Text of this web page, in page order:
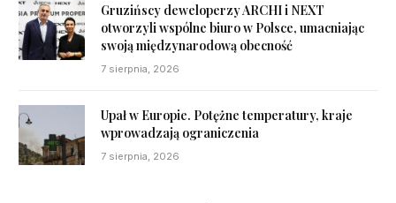
Gruzińscy deweloperzy ARCHI i NEXT
otworzyli wspólne biuro w Polsce, umacniając
swoją międzynarodową obecność
7 sierpnia, 2026
Upał w Europie. Potężne temperatury, kraje
wprowadzają ograniczenia
7 sierpnia, 2026